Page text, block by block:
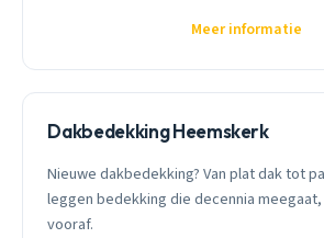
Meer informatie
Dakbedekking Heemskerk
Nieuwe dakbedekking? Van plat dak tot
leggen bedekking die decennia
vooraf.